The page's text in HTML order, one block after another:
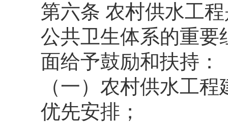
第六条 农村供水工
公共卫生体系的重要
面给予鼓励和扶持：
（一）农村供水工
优先安排；